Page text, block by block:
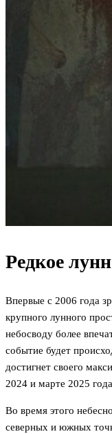
Редкое
Впервые с 2006 года
крупного лунного
небосводу более
событие будет
достигнет своего
2024 и марте 2025
Во время этого
северных и южных